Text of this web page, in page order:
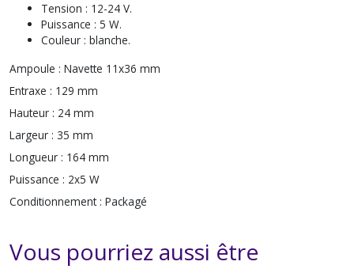
Tension : 12-24 V.
Puissance : 5 W.
Couleur : blanche.
Ampoule : Navette 11x36 mm
Entraxe : 129 mm
Hauteur : 24 mm
Largeur : 35 mm
Longueur : 164 mm
Puissance : 2x5 W
Conditionnement : Packagé
Vous pourriez aussi être